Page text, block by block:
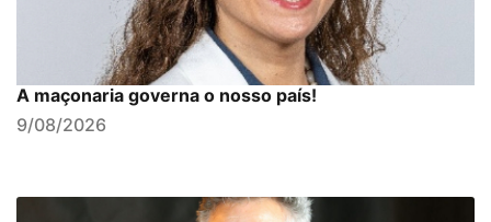
A maçonaria governa o nosso país!
9/08/2026